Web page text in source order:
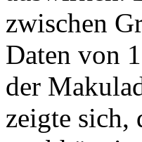
zwischen
Daten von
der
zeigte sich,